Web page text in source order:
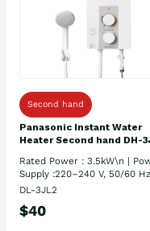
Second hand
Panasonic Instant Water
Heater Second hand DH-
Rated Power : 3.5kW\n |
Supply :220–240 V, 50/60 Hz
DL-3JL2
$40